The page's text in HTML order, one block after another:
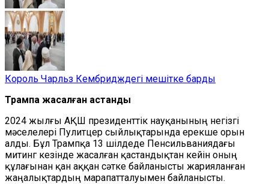
Король Чарльз Кембридждегі мешітке барды
Трампқа жасалған қастандық
2024 жылғы АҚШ президенттік науқанының негізгі
мәселелері Пулитцер сыйлықтарында ерекше орын
алды. Бұл Трампқа 13 шілдеде Пенсильваниядағы
митинг кезінде жасалған қастандықтан кейін оның
құлағынан қан аққан сәтке байланысты жарияланған
жаңалықтардың марапатталуымен байланысты.